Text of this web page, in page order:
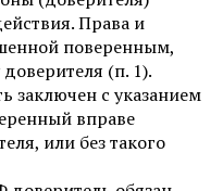
Права и
поверенным,
(п. 1).
заключен с указанием
вправе
или без такого